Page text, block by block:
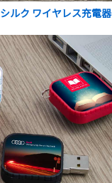
シルク ワイヤレス充電器